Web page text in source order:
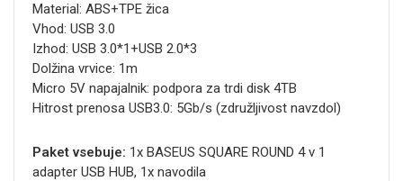
Material: ABS+TPE žica
Vhod: USB 3.0
Izhod: USB 3.0*1+USB 2.0*3
Dolžina vrvice: 1m
Micro 5V napajalnik: podpora za trdi disk 4TB
Hitrost prenosa USB3.0: 5Gb/s (združljivost navzdol)
Paket vsebuje: 1x BASEUS SQUARE ROUND 4 v 1
adapter USB HUB, 1x navodila